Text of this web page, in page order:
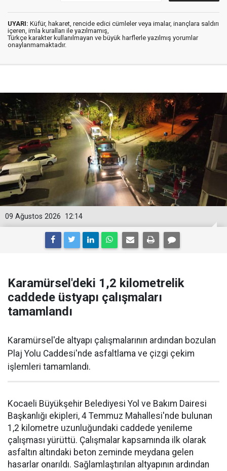
UYARI: Küfür, hakaret, rencide edici cümleler veya imalar, inançlara saldırı
içeren, imla kuralları ile yazılmamış,
Türkçe karakter kullanılmayan ve büyük harflerle yazılmış yorumlar
onaylanmamaktadır.
12:14
09 Ağustos 2026
Karamürsel'deki 1,2 kilometrelik
caddede üstyapı çalışmaları
tamamlandı
Karamürsel'de altyapı çalışmalarının ardından bozulan
Plaj Yolu Caddesi'nde asfaltlama ve çizgi çekim
işlemleri tamamlandı.
Kocaeli Büyükşehir Belediyesi Yol ve Bakım Dairesi
Başkanlığı ekipleri, 4 Temmuz Mahallesi'nde bulunan
1,2 kilometre uzunluğundaki caddede yenileme
çalışması yürüttü. Çalışmalar kapsamında ilk olarak
asfaltın altındaki beton zeminde meydana gelen
hasarlar onarıldı. Sağlamlaştırılan altyapının ardından